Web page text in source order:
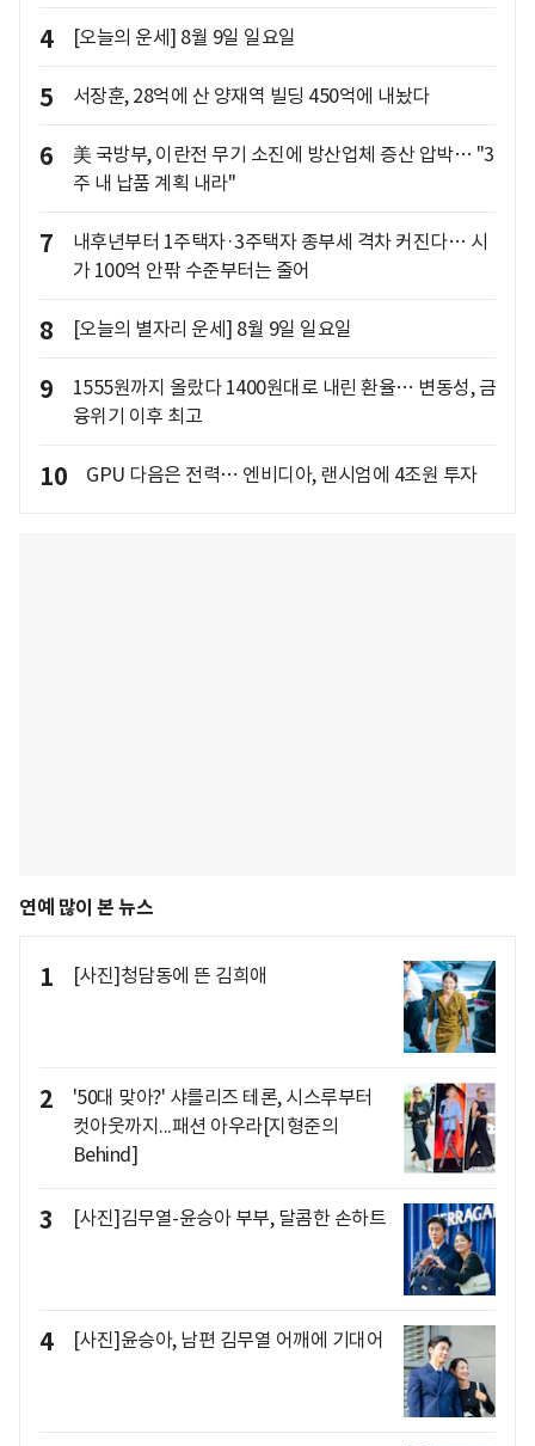
4 [오늘의 운세] 8월 9일 일요일
5 서장훈, 28억에 산 양재역 빌딩 450억에 내놨다
6
美 국방부, 이란전 무기 소진에 방산업체 증산 압박… "3
주 내 납품 계획 내라"
7
내후년부터 1주택자·3주택자 종부세 격차 커진다… 시
가 100억 안팎 수준부터는 줄어
8 [오늘의 별자리 운세] 8월 9일 일요일
9
1555원까지 올랐다 1400원대로 내린 환율… 변동성, 금
융위기 이후 최고
10 GPU 다음은 전력… 엔비디아, 랜시엄에 4조원 투자
연예 많이 본 뉴스
1 [사진]청담동에 뜬 김희애
2
'50대 맞아?' 샤를리즈 테론, 시스루부터
컷아웃까지...패션 아우라[지형준의
Behind]
3 [사진]김무열-윤승아 부부, 달콤한 손하트
4 [사진]윤승아, 남편 김무열 어깨에 기대어